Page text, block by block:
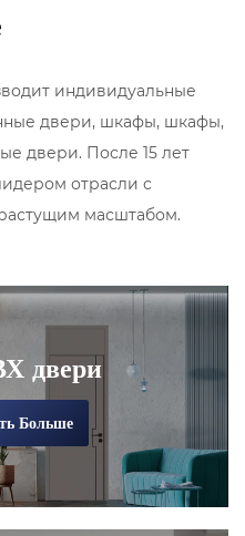
индивидуальные
двери, шкафы, шкафы,
двери. После 15 лет
отрасли с
масштабом.
двери
Больше